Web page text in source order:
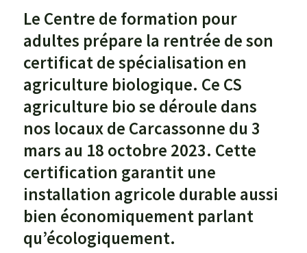
Le Centre de formation pour
adultes prépare la rentrée de son
certificat de spécialisation en
agriculture biologique. Ce CS
agriculture bio se déroule dans
nos locaux de Carcassonne du 3
mars au 18 octobre 2023. Cette
certification garantit une
installation agricole durable aussi
bien économiquement parlant
qu’écologiquement.